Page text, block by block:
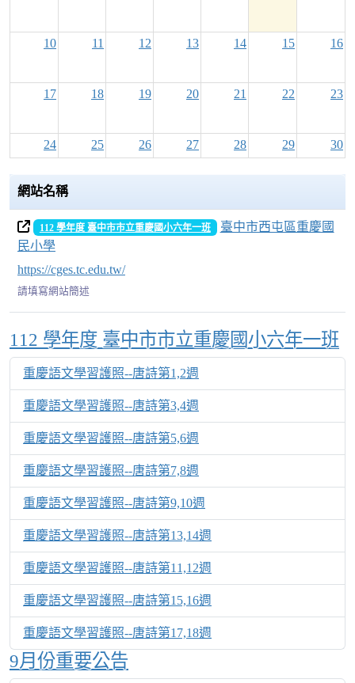
10 11 12 13 14 15 16
17 18 19 20 21 22 23
24 25 26 27 28 29 30
31
網站名稱
112 學年度 臺中市市立重慶國小六年一班
臺中市西屯區重慶國
民小學
https://cges.tc.edu.tw/
請填寫網站簡述
Over View
112 學年度 臺中市市立重慶國小六年一班
重慶語文學習護照--唐詩第1,2週
重慶語文學習護照--唐詩第3,4週
重慶語文學習護照--唐詩第5,6週
重慶語文學習護照--唐詩第7,8週
重慶語文學習護照--唐詩第9,10週
重慶語文學習護照--唐詩第13,14週
重慶語文學習護照--唐詩第11,12週
重慶語文學習護照--唐詩第15,16週
重慶語文學習護照--唐詩第17,18週
9月份重要公告